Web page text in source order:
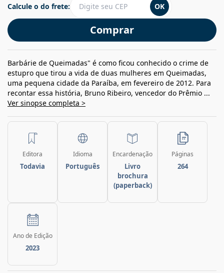
Comprar
Calcule o do frete: OK
Barbárie de Queimadas" é como ficou conhecido o crime de
estupro que tirou a vida de duas mulheres em Queimadas,
uma pequena cidade da Paraíba, em fevereiro de 2012. Para
recontar essa história, Bruno Ribeiro, vencedor do Prêmio ...
Ver sinopse completa >
Editora
Todavia
Idioma
Português
Encardenação
Livro
brochura
(paperback)
Páginas
264
Ano de Edição
2023